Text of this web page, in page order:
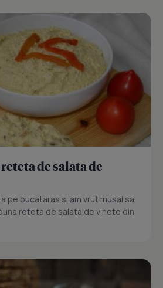
de salata de
pe bucataras si am vrut musai sa
reteta de salata de vinete din